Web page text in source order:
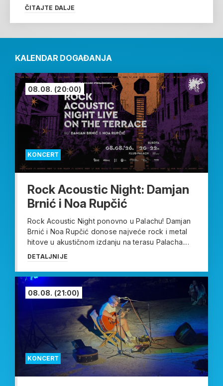
ČITAJTE DALJE
KALENDAR DOGAĐANJA
KONCERT
08.08. (20:00)
Rock Acoustic Night: Damjan
Brnić i Noa Rupčić
Rock Acoustic Night ponovno u Palachu! Damjan
Brnić i Noa Rupčić donose najveće rock i metal
hitove u akustičnom izdanju na terasu Palacha....
DETALJNIJE
KONCERT
08.08. (21:00)